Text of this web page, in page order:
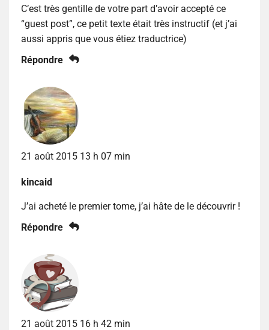
C’est très gentille de votre part d’avoir accepté ce
“guest post”, ce petit texte était très instructif (et j’ai
aussi appris que vous étiez traductrice)
Répondre
21 août 2015 13 h 07 min
kincaid
J’ai acheté le premier tome, j’ai hâte de le découvrir !
Répondre
21 août 2015 16 h 42 min